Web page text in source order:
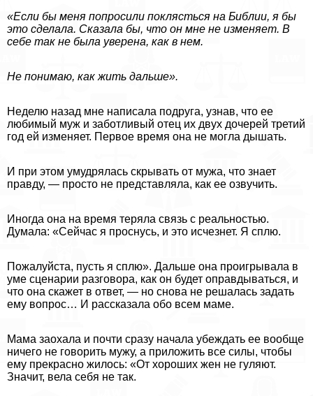
«Если бы меня попросили поклясться на Библии, я бы
это сделала. Сказала бы, что он мне не изменяет. В
себе так не была уверена, как в нем.
Не понимаю, как жить дальше».
Неделю назад мне написала подруга, узнав, что ее
любимый муж и заботливый отец их двух дочерей третий
год ей изменяет. Первое время она не могла дышать.
И при этом умудрялась скрывать от мужа, что знает
правду, — просто не представляла, как ее озвучить.
Иногда она на время теряла связь с реальностью.
Думала: «Сейчас я проснусь, и это исчезнет. Я сплю.
Пожалуйста, пусть я сплю». Дальше она проигрывала в
уме сценарии разговора, как он будет оправдываться, и
что она скажет в ответ, — но снова не решалась задать
ему вопрос… И рассказала обо всем маме.
Мама заохала и почти сразу начала убеждать ее вообще
ничего не говорить мужу, а приложить все силы, чтобы
ему прекрасно жилось: «От хороших жен не гуляют.
Значит, вела себя не так.